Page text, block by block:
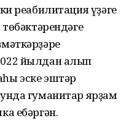
реабилитация үҙәге
йылдан алып
эске эштәр
гуманитар ярҙам
ебәргән.